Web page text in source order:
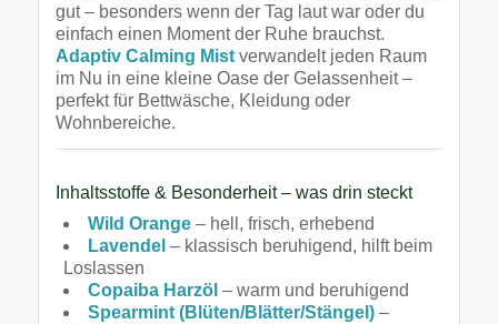
gut – besonders wenn der Tag laut war oder du
einfach einen Moment der Ruhe brauchst.
Adaptiv Calming Mistverwandelt jeden Raum
im Nu in eine kleine Oase der Gelassenheit –
perfekt für Bettwäsche, Kleidung oder
Wohnbereiche.
Inhaltsstoffe & Besonderheit – was drin steckt
Wild Orange– hell, frisch, erhebend
Lavendel – klassisch beruhigend, hilft beim
Loslassen
Copaiba Harzöl – warm und beruhigend
Spearmint (Blüten/Blätter/Stängel)–